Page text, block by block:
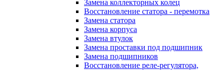
Замена коллекторных колец
Восстановление статора - перемотка
Замена статора
Замена корпуса
Замена втулок
Замена проставки под подшипник
Замена подшипников
Восстановление реле-регулятора,